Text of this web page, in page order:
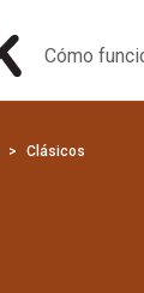
Cómo
Clásicos